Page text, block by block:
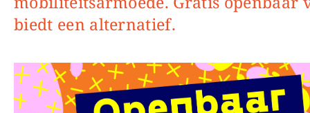
biedt een alternatief.